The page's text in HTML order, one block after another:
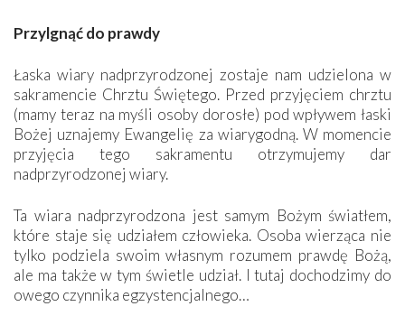
Przylgnąć do prawdy
Łaska wiary nadprzyrodzonej zostaje nam udzielona w
sakramencie Chrztu Świętego. Przed przyjęciem chrztu
(mamy teraz na myśli osoby dorosłe) pod wpływem łaski
Bożej uznajemy Ewangelię za wiarygodną. W momencie
przyjęcia tego sakramentu otrzymujemy dar
nadprzyrodzonej wiary.
Ta wiara nadprzyrodzona jest samym Bożym światłem,
które staje się udziałem człowieka. Osoba wierząca nie
tylko podziela swoim własnym rozumem prawdę Bożą,
ale ma także w tym świetle udział. I tutaj dochodzimy do
owego czynnika egzystencjalnego…